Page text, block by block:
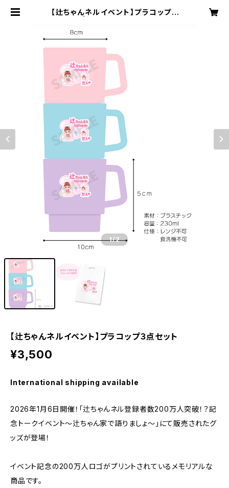
【辻ちゃんネルイベント】プラコップ３
1/2
【辻ちゃんネルイベント】プラコップ３点セット
¥3,500
International shipping available
2026年1月6日開催！「辻ちゃんネル登録者数200万人突破！？記
念トークイベント〜辻ちゃん家で語りましょ〜」にて販売されたグ
ッズが登場！
イベント記念の200万人ロゴがプリントされているメモリアルな
商品です。